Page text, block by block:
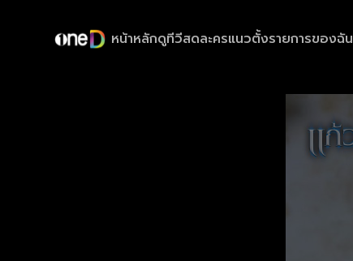
หน้าหลักดูทีวีสดละครแนวตั้งรายการของฉัน